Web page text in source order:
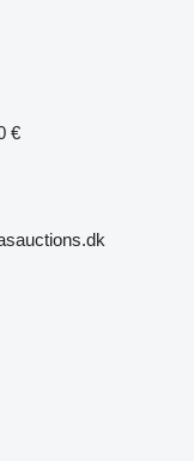
€